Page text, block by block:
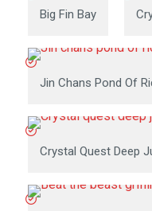
Big Fin Bay
Jin Chans Pond Of
Crystal Quest Deep